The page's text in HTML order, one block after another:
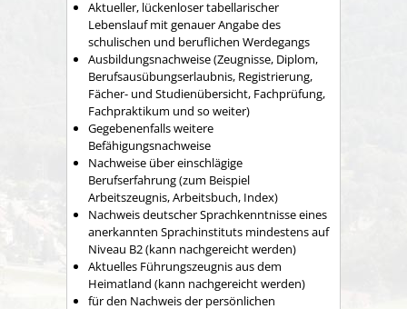
Aktueller, lückenloser tabellarischer
Lebenslauf mit genauer Angabe des
schulischen und beruflichen Werdegangs
Ausbildungsnachweise (Zeugnisse, Diplom,
Berufsausübungserlaubnis, Registrierung,
Fächer- und Studienübersicht, Fachprüfung,
Fachpraktikum und so weiter)
Gegebenenfalls weitere
Befähigungsnachweise
Nachweise über einschlägige
Berufserfahrung (zum Beispiel
Arbeitszeugnis, Arbeitsbuch, Index)
Nachweis deutscher Sprachkenntnisse eines
anerkannten Sprachinstituts mindestens auf
Niveau B2 (kann nachgereicht werden)
Aktuelles Führungszeugnis aus dem
Heimatland (kann nachgereicht werden)
für den Nachweis der persönlichen